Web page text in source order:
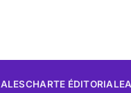
CHARTE ÉDITORIALE